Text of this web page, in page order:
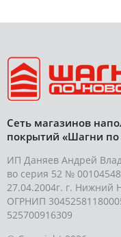
Сеть магазинов
покрытий «Шагни по
ИП Даняев Андрей
во серия 52 №
27.04.2004г. г. Нижний
ОГРНИП
525700916309